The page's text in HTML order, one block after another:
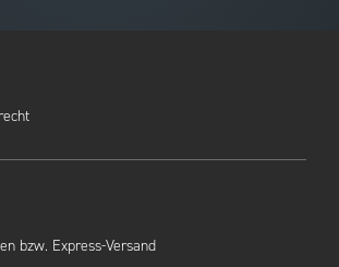
bzw. Express-Versand